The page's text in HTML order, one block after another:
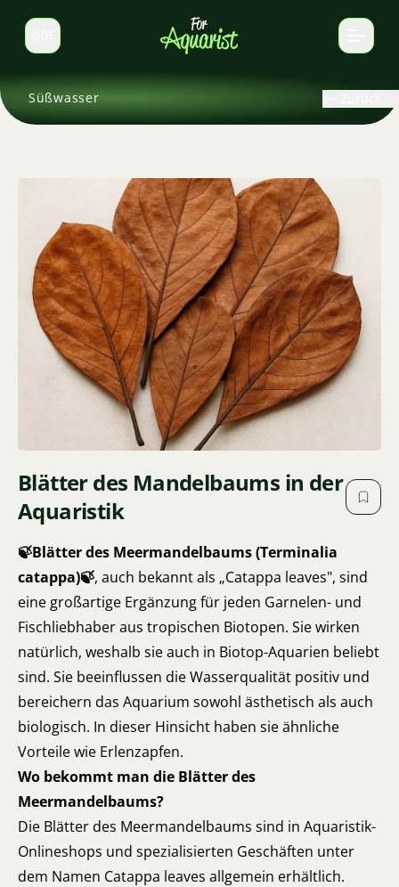
Sprache wechseln
Süßwasser
Blätter des Mandelbaums in der
Aquaristik
🍃Blätter des Meermandelbaums (Terminalia
catappa)🍃, auch bekannt als „Catappa leaves", sind
eine großartige Ergänzung für jeden Garnelen- und
Fischliebhaber aus tropischen Biotopen. Sie wirken
natürlich, weshalb sie auch in Biotop-Aquarien beliebt
sind. Sie beeinflussen die Wasserqualität positiv und
bereichern das Aquarium sowohl ästhetisch als auch
biologisch. In dieser Hinsicht haben sie ähnliche
Vorteile wie Erlenzapfen.
Wo bekommt man die Blätter des
Meermandelbaums?
Die Blätter des Meermandelbaums sind in Aquaristik-
Onlineshops und spezialisierten Geschäften unter
dem Namen Catappa leaves allgemein erhältlich.